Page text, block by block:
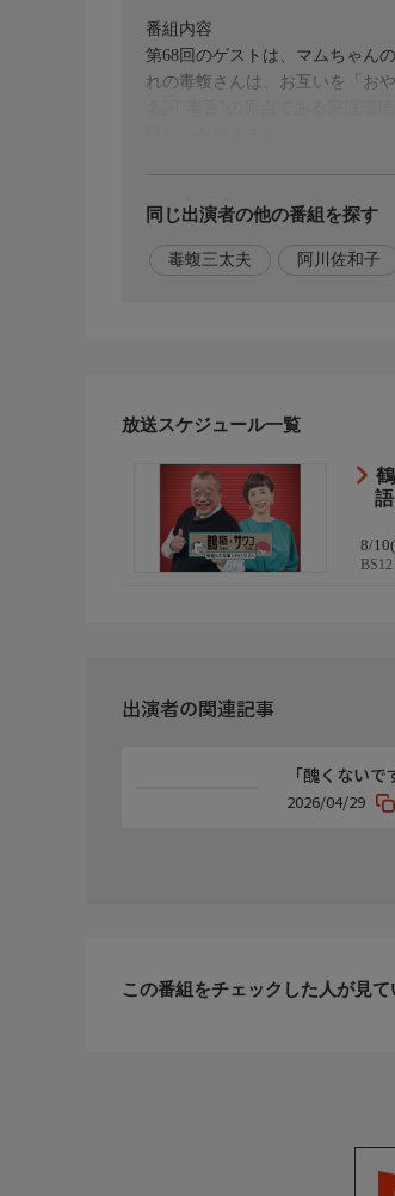
番組内容
第68回のゲストは、マムちゃん
れの毒蝮さんは、お互いを「お
また、芸能活動を始めて以降の
長生きしてごらんよ、迷惑かけ
【笑福亭鶴瓶と阿川佐和子がダ
芸能界でも大御所クラスの笑福
芸能界随一の聞き上手で引き出
な昭和の大先輩をゲストに迎え
同じ出演者の他の番組を探す
毒蝮三太夫 阿川佐和子
放送スケジュール一覧
8/
出演者の関連記事
「醜くない
2026/04/29
この番組をチェックした人が見て